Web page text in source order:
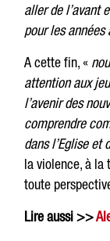
aller de l’avant
pour les années
A cette fin, «
attention aux
l’avenir des
comprendre
dans l’Eglise et
la violence, à la
toute
Lire aussi >>